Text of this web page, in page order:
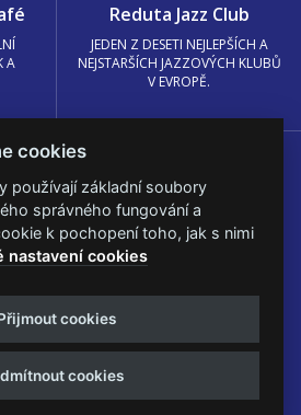
A
Reduta Jazz Club
JEDEN Z DESETI NEJLEPŠÍCH A
NEJSTARŠÍCH JAZZOVÝCH KLUBŮ
V EVROPĚ.
cookies.
© PRAGOKONCERT BOHEMIA, a.s.
creatia.tech s.r.o. a
Eyermann
cookies
používají základní soubory
správného fungování a
k pochopení toho, jak s nimi
nastavení cookies
cookies
cookies